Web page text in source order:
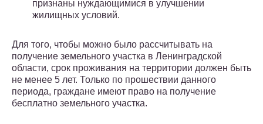
признаны нуждающимися в улучшении
жилищных условий.
Для того, чтобы можно было рассчитывать на
получение земельного участка в Ленинградской
области, срок проживания на территории должен быть
не менее 5 лет. Только по прошествии данного
периода, граждане имеют право на получение
бесплатно земельного участка.